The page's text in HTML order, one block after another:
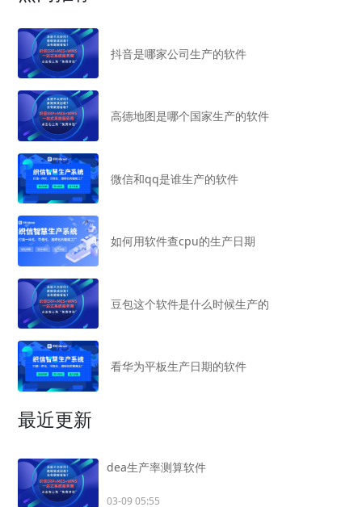
抖音是哪家公司生产的软件
高德地图是哪个国家生产的软件
微信和qq是谁生产的软件
如何用软件查cpu的生产日期
豆包这个软件是什么时候生产的
看华为平板生产日期的软件
最近更新
dea生产率测算软件
03-09 05:55